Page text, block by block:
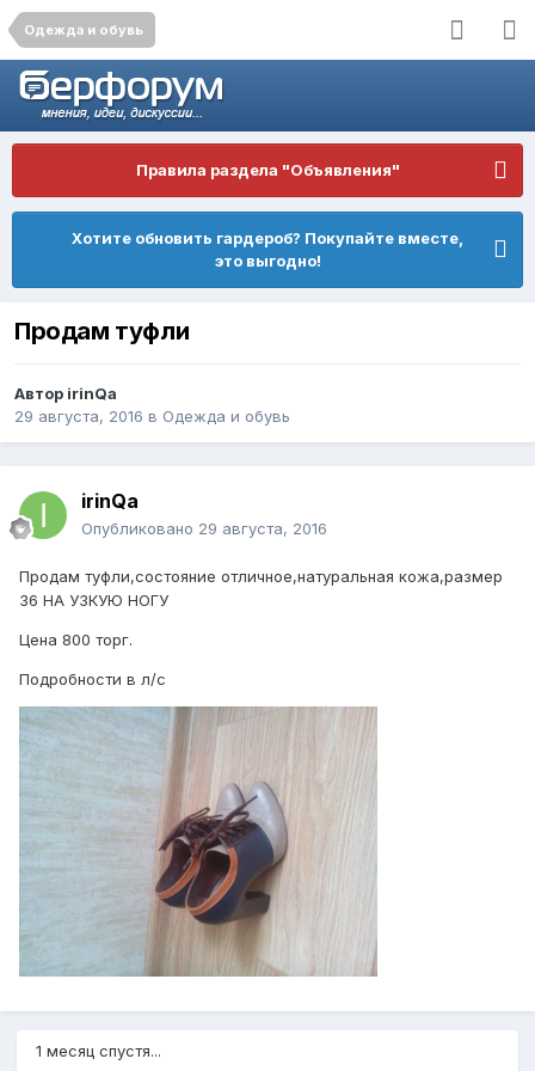
Одежда и обувь
Правила раздела "Объявления"
Хотите обновить гардероб? Покупайте вместе,
это выгодно!
Продам туфли
Автор irinQa
29 августа, 2016 в Одежда и обувь
irinQa
Опубликовано 29 августа, 2016
Продам туфли,состояние отличное,натуральная кожа,размер
36 НА УЗКУЮ НОГУ
Цена 800 торг.
Подробности в л/с
1 месяц спустя...